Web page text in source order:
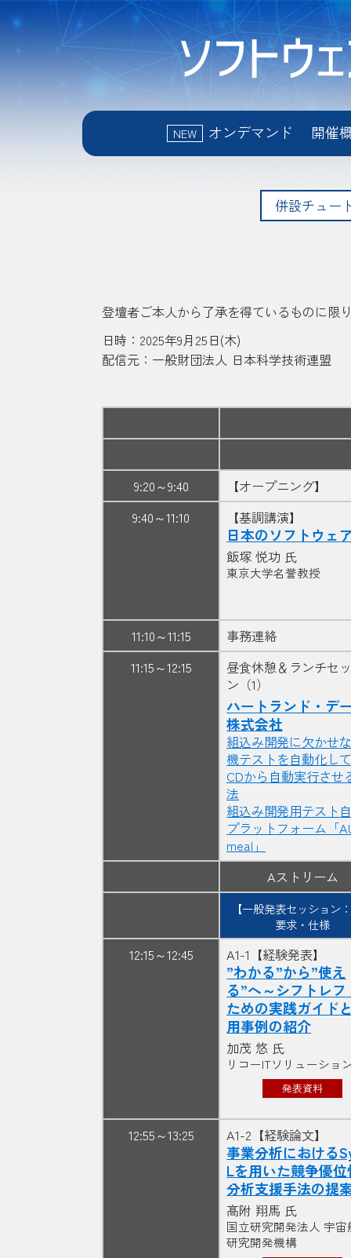
NEW オンデマンド 開催
併設チュー
登壇者ご本人から了承を得ているものに限
日時：2025年9月25日(木)
配信元：一般財団法人 日本科学技術連盟
9:20～9:40
【オープニング】
9:40～11:10
【基調講演】
日本のソフトウェ
飯塚 悦功 氏
東京大学名誉教授
11:10～11:15
事務連絡
11:15～12:15
昼食休憩＆ランチセ
ン（1）
ハートランド・デ
株式会社
組込み開発に欠かせ
機テストを自動化し
CDから自動実行させ
法
組込み開発用テスト
プラットフォーム「
meal」
Aストリーム
【一般発表セッション
要求・仕様
12:15～12:45 A1-1【経験発表】
”わかる”から”使え
る”へ～シフトレフ
ための実践ガイド
用事例の紹介
加茂 悠 氏
リコーITソリューショ
発表資料
12:55～13:25 A1-2【経験論文】
事業分析における
Lを用いた競争優
分析支援手法の提
髙附 翔馬 氏
国立研究開発法人 宇宙
研究開発機構